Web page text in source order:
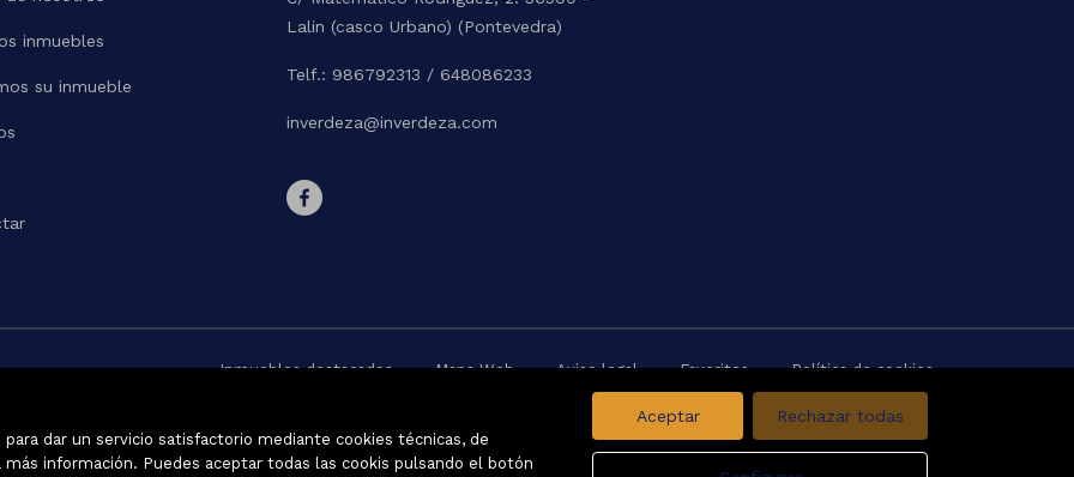
dar un servicio satisfactorio mediante cookies técnicas, de
más información. Puedes aceptar todas las cookis pulsando el botón
Aceptar Rechazar todas
inmuebles
su inmueble
Lalin (casco Urbano) (Pontevedra)
Telf.: 986792313 / 648086233
inverdeza@inverdeza.com
Inmuebles destacados Mapa Web Aviso legal Favoritos Política de cookies